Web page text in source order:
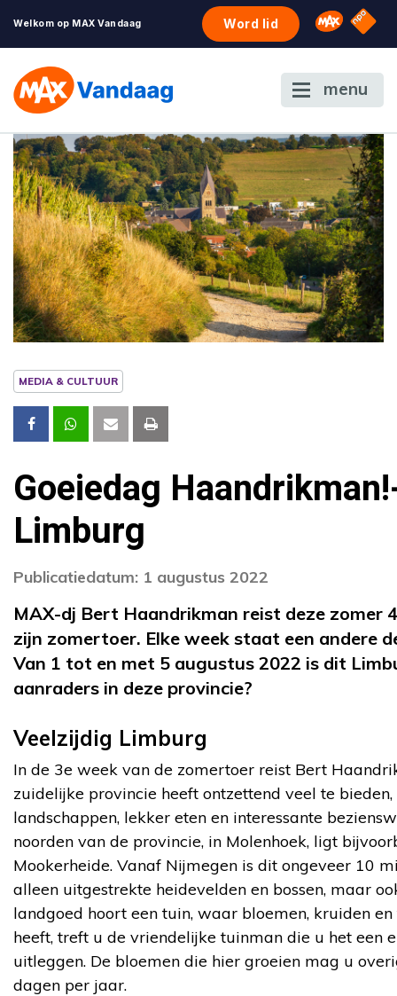
Welkom op MAX Vandaag Word lid Omroep
NPO
menu
MEDIA & CULTUUR
Goeiedag
Limburg
Publicatiedatum: 1 augustus 2022
MAX-dj Bert Haandrikman reist deze zomer
zijn zomertoer. Elke week staat een andere
Van 1 tot en met 5 augustus 2022 is dit
aanraders in deze provincie?
Veelzijdig Limburg
In de 3e week van de zomertoer reist Bert
zuidelijke provincie heeft ontzettend veel te
landschappen, lekker eten en interessante
noorden van de provincie, in Molenhoek, ligt
Mookerheide. Vanaf Nijmegen is dit ongeveer 10
alleen uitgestrekte heidevelden en bossen, maar
landgoed hoort een tuin, waar bloemen, kruiden
heeft, treft u de vriendelijke tuinman die u het een
uitleggen. De bloemen die hier groeien mag u
dagen per jaar.